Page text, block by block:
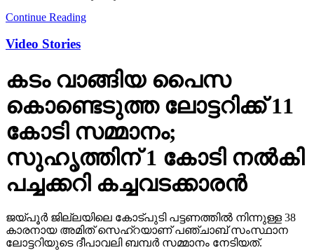
Continue Reading
Video Stories
കടം വാങ്ങിയ പൈസ
കൊണ്ടെടുത്ത ലോട്ടറിക്ക് 11
കോടി സമ്മാനം;
സുഹൃത്തിന് 1 കോടി നല്‍കി
പച്ചക്കറി കച്ചവടക്കാരന്‍
ജയ്പൂര്‍ ജില്ലയിലെ കോട്പുടി പട്ടണത്തില്‍ നിന്നുള്ള 38
കാരനായ അമിത് സെഹ്‌റയാണ് പഞ്ചാബ് സംസ്ഥാന
ലോട്ടറിയുടെ ദീപാവലി ബമ്പര്‍ സമ്മാനം നേടിയത്.